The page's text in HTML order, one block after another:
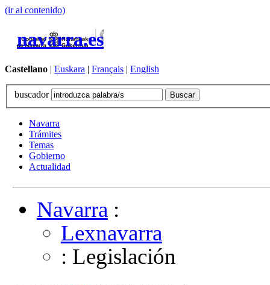
(ir al contenido)
navarra.es
Castellano | Euskara | Français | English
buscador
Navarra
Trámites
Temas
Gobierno
Actualidad
Navarra:
Lexnavarra
: Legislación